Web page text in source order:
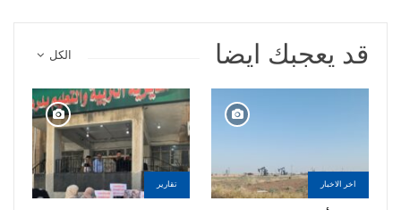
الكل قد يعجبك ايضا
اخر الاخبار تقارير